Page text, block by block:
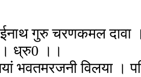
गुरु चरणकमल दावा
ध्रु0 ।।
भवतमरजनी विलया ।